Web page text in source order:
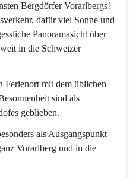
Bergdörfer Vorarlbergs!
dafür viel Sonne und
Panoramasicht über
in die Schweizer
Ferienort mit dem üblichen
sind als
geblieben.
als Ausgangspunkt
Vorarlberg und in die